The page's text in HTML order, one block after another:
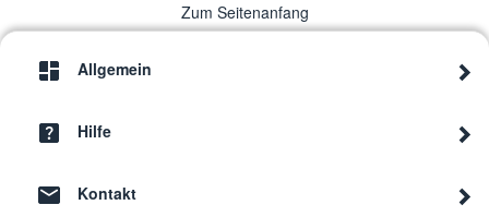
Neff
Zum Seitenanfang
Allgemein
Hilfe
Kontakt